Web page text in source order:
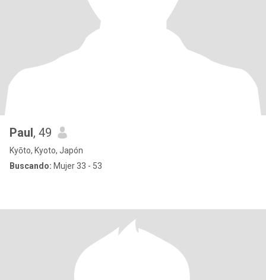
Paul, 49
Kyōto, Kyoto, Japón
Buscando: Mujer 33 - 53